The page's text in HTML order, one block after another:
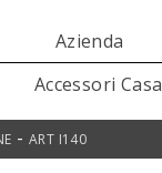
Azienda
Accessori Casa
- ART I140